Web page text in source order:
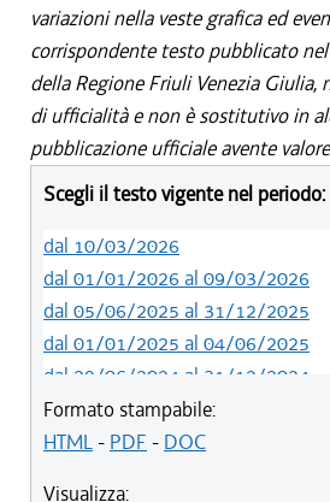
variazioni nella veste grafica ed
corrispondente testo pubblicato
della Regione Friuli Venezia Giulia,
di ufficialità e non è sostitutivo in
pubblicazione ufficiale avente
Scegli il testo vigente nel periodo:
dal 10/03/2026
dal 01/01/2026 al 09/03/2026
dal 05/06/2025 al 31/12/2025
dal 01/01/2025 al 04/06/2025
dal 29/06/2024 al 31/12/2024
dal 23/02/2023 al 28/06/2024
dal 12/08/2021 al 22/02/2023
Formato stampabile:
HTML- PDF - DOC
Visualizza: